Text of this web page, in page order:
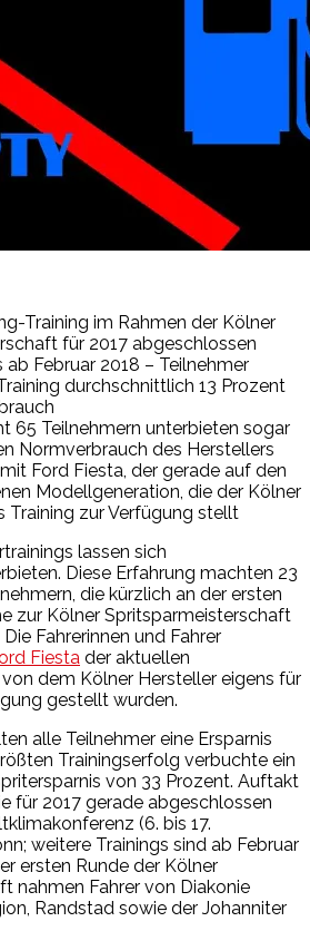
Training im Rahmen der Kölner
für 2017 abgeschlossen
ab Februar 2018 – Teilnehmer
durchschnittlich 13 Prozent
65 Teilnehmern unterbieten sogar
Normverbrauch des Herstellers
Ford Fiesta, der gerade auf den
Modellgeneration, die der Kölner
Training zur Verfügung stellt
lassen sich
Diese Erfahrung machten 23
die kürzlich an der ersten
zur Kölner Spritsparmeisterschaft
Fahrerinnen und Fahrer
Fiesta der aktuellen
dem Kölner Hersteller eigens für
gestellt wurden.
alle Teilnehmer eine Ersparnis
Trainingserfolg verbuchte ein
von 33 Prozent. Auftakt
für 2017 gerade abgeschlossen
(6. bis 17.
weitere Trainings sind ab Februar
ersten Runde der Kölner
nahmen Fahrer von Diakonie
Randstad sowie der Johanniter